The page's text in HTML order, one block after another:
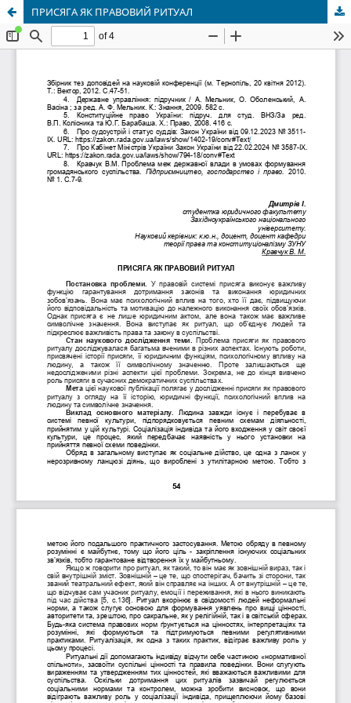
ПРИСЯГА ЯК ПРАВОВИЙ РИТУАЛ